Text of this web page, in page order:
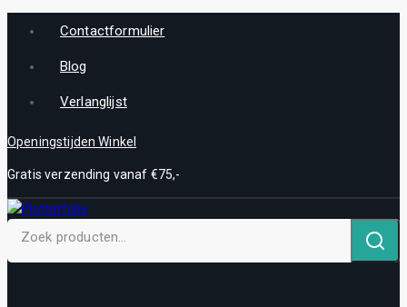
Contactformulier
Blog
Verlanglijst
Openingstijden Winkel
Gratis verzending vanaf €75,-